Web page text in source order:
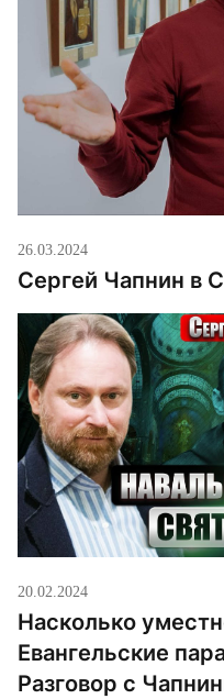
26.03.2024
Сергей Чапнин в
20.02.2024
Насколько
Евангельские
Разговор с